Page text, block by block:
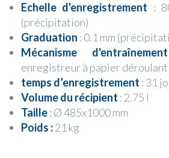
Echelle d'enregistrement :
(précipitation)
Graduation : 0.1 mm
Mécanisme
enregistreur à papier déroulant
temps d’enregistrement : 31
Volume du récipient : 2.75 l
Taille: Ø 485x1000 mm
Poids :21 kg